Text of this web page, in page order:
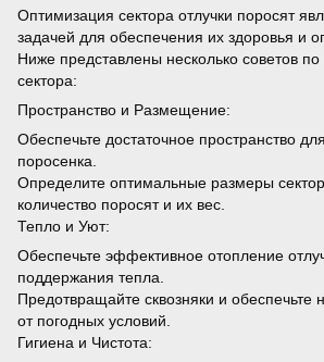
Оптимизация сектора отлучки поросят
задачей для обеспечения их здоровья и
Ниже представлены несколько советов по
сектора:
Пространство и Размещение:
Обеспечьте достаточное пространство
поросенка.
Определите оптимальные размеры
количество поросят и их вес.
Тепло и Уют:
Обеспечьте эффективное отопление
поддержания тепла.
Предотвращайте сквозняки и
от погодных условий.
Гигиена и Чистота: